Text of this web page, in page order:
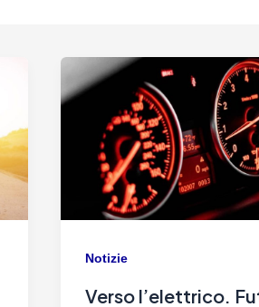
Notizie
Verso l’elettrico.